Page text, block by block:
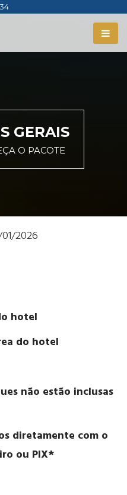
GERAIS
O PACOTE
2026
hotel
do hotel
não estão inclusas
diretamente com o
ou PIX*